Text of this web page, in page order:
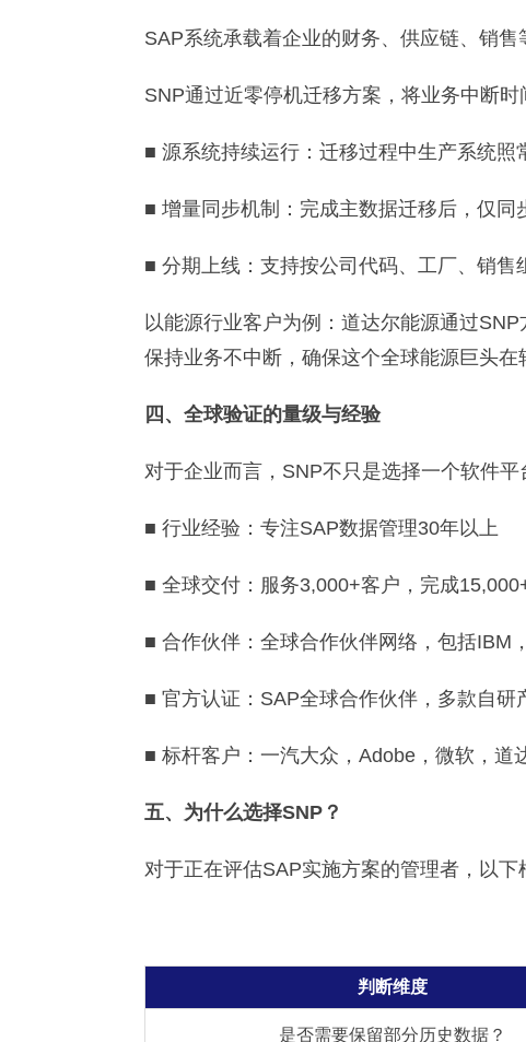
SAP系统承载着企业的财务、供应链、销
SNP通过近零停机迁移方案，将业务中断
■ 源系统持续运行：迁移过程中生产系统照
■ 增量同步机制：完成主数据迁移后，仅同
■ 分期上线：支持按公司代码、工厂、销售
以能源行业客户为例：道达尔能源通过
保持业务不中断，确保这个全球能源巨头在
四、全球验证的量级与经验
对于企业而言，SNP不只是选择一个软件
■ 行业经验：专注SAP数据管理30年以上
■ 全球交付：服务3,000+客户，完成
■ 合作伙伴：全球合作伙伴网络，包括IBM
■ 官方认证：SAP全球合作伙伴，多款自研
■ 标杆客户：一汽大众，Adobe，微软，道
五、为什么选择SNP？
对于正在评估SAP实施方案的管理者，以下
判断维度
是否需要保留部分历史数据？